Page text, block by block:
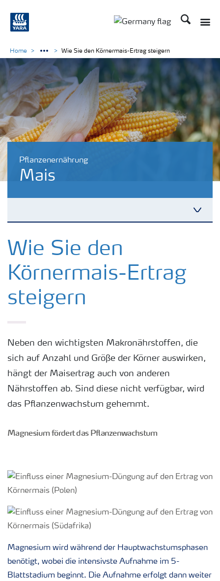
Suchen
Pflanzenernährung
Mais
Kulturen
Düngemittel
Tools & Services
Medien
Home Wie Sie den Körnermais-Ertrag steigern
Wie Sie den
Körnermais-Ertrag
steigern
Neben den wichtigsten Makronährstoffen, die
sich auf Anzahl und Größe der Körner auswirken,
hängt der Maisertrag auch von anderen
Nährstoffen ab. Sind diese nicht verfügbar, wird
das Pflanzenwachstum gehemmt.
Magnesium fördert das Pflanzenwachstum
Magnesium wird während der Hauptwachstumsphasen
benötigt, wobei die intensivste Aufnahme im 5-
Blattstadium beginnt. Die Aufnahme erfolgt dann weiter